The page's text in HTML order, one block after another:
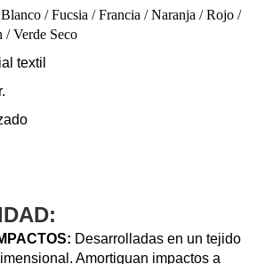
/ Fucsia / Francia / Naranja / Rojo /
/ Verde Seco
textil
Desarrolladas en un tejido
Amortiguan impactos a